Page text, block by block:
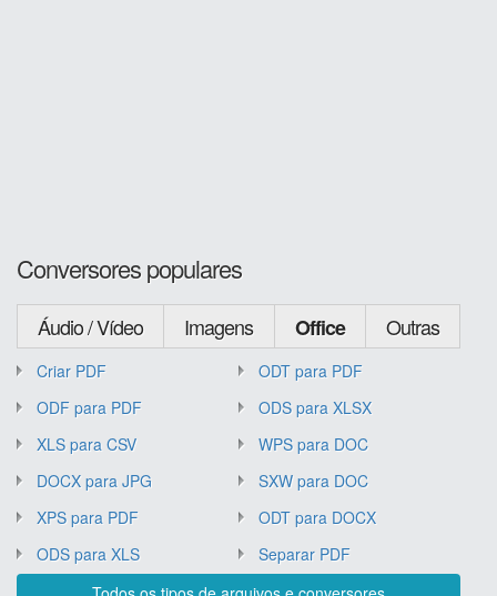
Conversores populares
Áudio / Vídeo Imagens Office Outras
Criar PDF
ODT para PDF
ODF para PDF
ODS para XLSX
XLS para CSV
WPS para DOC
DOCX para JPG
SXW para DOC
XPS para PDF
ODT para DOCX
ODS para XLS
Separar PDF